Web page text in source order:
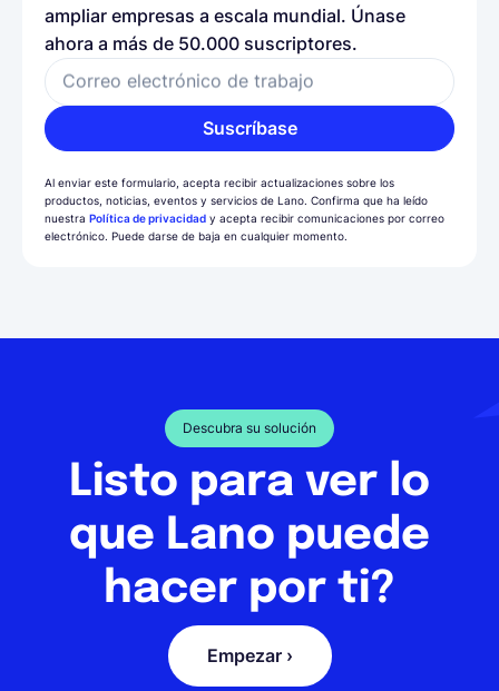
ampliar empresas a escala mundial. Únase
ahora a más de 50.000 suscriptores.
Correo electrónico de trabajo
Suscríbase
Al enviar este formulario, acepta recibir actualizaciones sobre los
productos, noticias, eventos y servicios de Lano. Confirma que ha leído
nuestra Política de privacidad y acepta recibir comunicaciones por correo
electrónico. Puede darse de baja en cualquier momento.
Descubra su solución
Listo para ver lo
que Lano puede
hacer por ti?
Empezar ›